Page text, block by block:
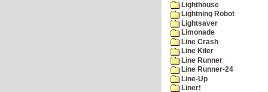
Lighthouse
Lightning Robot
Lightsaver
Limonade
Line Crash
Line Kiler
Line Runner
Line Runner-24
Line-Up
Liner!